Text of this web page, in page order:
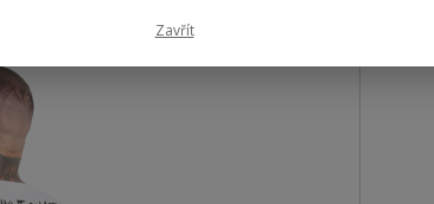
Zavřít